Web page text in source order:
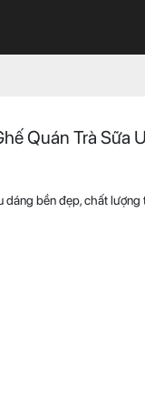
Quán Trà Sữa
bền đẹp, chất